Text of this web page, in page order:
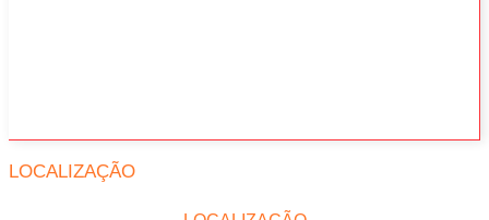
LOCALIZAÇÃO